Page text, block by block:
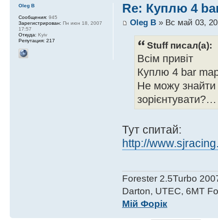
Re: Куплю 4
Oleg B» Вс май 03,
Stuff писал(а):
Всім привіт
Куплю 4 bar
Не можу знайти
зорієнтувати?…
Тут спитай:
http://
Forester 2.5Turbo
Darton, UTEC, 6MT
Мій Форік
Oleg B
Сообщения: 945
Зарегистрирован: Пн июн 18, 2007
17:57
Откуда: Kyiv
Репутация: 217